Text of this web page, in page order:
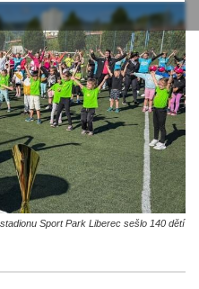
Sport Park Liberec sešlo 140 dětí